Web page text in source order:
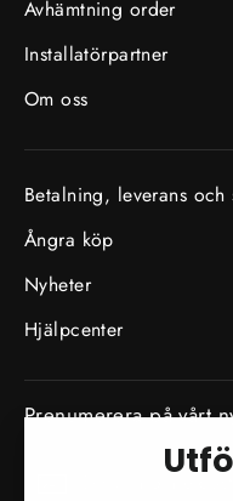
Avhämtning order
Installatörpartner
Om oss
Betalning, leverans och
Ångra köp
Nyheter
Hjälpcenter
Prenumerera på vårt
Prenumerera